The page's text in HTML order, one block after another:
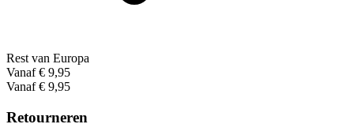
Rest van Europa
Vanaf € 9,95
Vanaf € 9,95
Retourneren